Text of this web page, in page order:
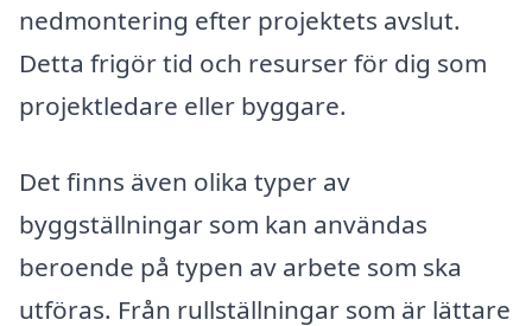
nedmontering efter projektets avslut.
Detta frigör tid och resurser för dig som
projektledare eller byggare.
Det finns även olika typer av
byggställningar som kan användas
beroende på typen av arbete som ska
utföras. Från rullställningar som är lättare